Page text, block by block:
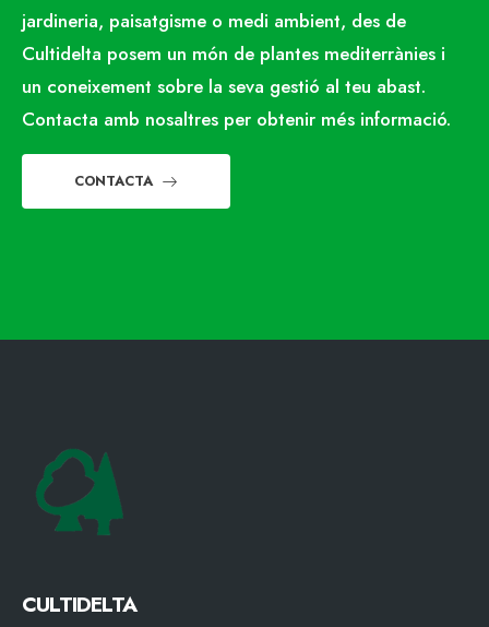
jardineria, paisatgisme o medi ambient, des de
Cultidelta posem un món de plantes mediterrànies i
un coneixement sobre la seva gestió al teu abast.
Contacta amb nosaltres per obtenir més informació.
CONTACTA
CULTIDELTA